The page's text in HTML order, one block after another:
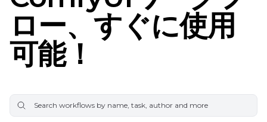
ロー、すぐに使用
可能！